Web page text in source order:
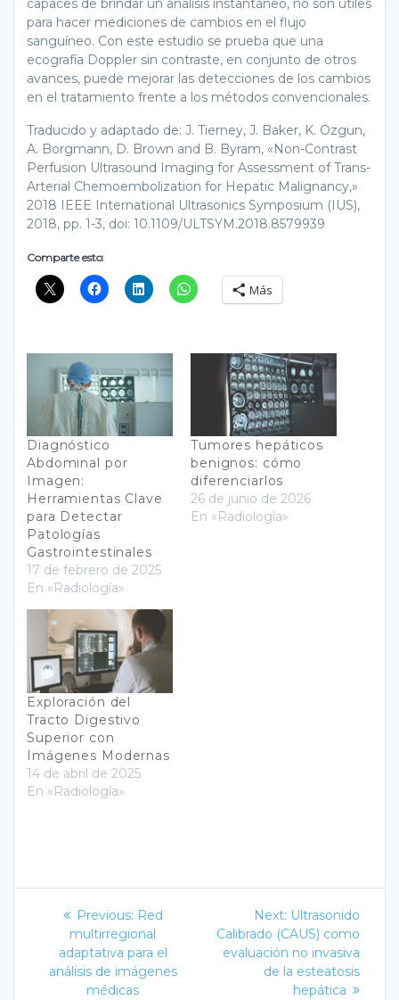
capaces de brindar un análisis instantáneo, no son útiles
para hacer mediciones de cambios en el flujo
sanguíneo. Con este estudio se prueba que una
ecografía Doppler sin contraste, en conjunto de otros
avances, puede mejorar las detecciones de los cambios
en el tratamiento frente a los métodos convencionales.
Traducido y adaptado de: J. Tierney, J. Baker, K. Ozgun,
A. Borgmann, D. Brown and B. Byram, «Non-Contrast
Perfusion Ultrasound Imaging for Assessment of Trans-
Arterial Chemoembolization for Hepatic Malignancy,»
2018 IEEE International Ultrasonics Symposium (IUS),
2018, pp. 1-3, doi: 10.1109/ULTSYM.2018.8579939
Comparte esto:
Más
Diagnóstico
Abdominal por
Imagen:
Herramientas Clave
para Detectar
Patologías
Gastrointestinales
17 de febrero de 2025
En «Radiología»
Tumores hepáticos
benignos: cómo
diferenciarlos
26 de junio de 2026
En «Radiología»
Exploración del
Tracto Digestivo
Superior con
Imágenes Modernas
14 de abril de 2025
En «Radiología»
Navegación
entradas
Previous: Previous
post:
Red
multirregional
adaptativa para el
análisis de imágenes
médicas
Next: Next
post:
Ultrasonido
Calibrado (CAUS) como
evaluación no invasiva
de la esteatosis
hepática